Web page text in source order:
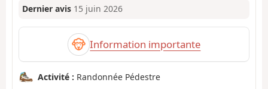
Dernier avis 15 juin 2026
Information importante
Activité : Randonnée Pédestre